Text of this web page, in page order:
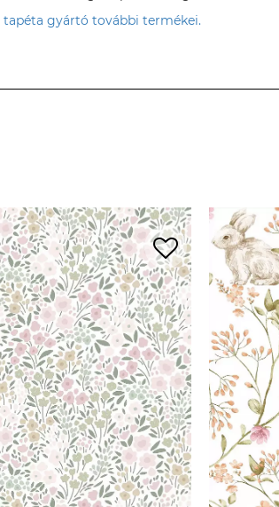
tapéta gyártó további termékei.